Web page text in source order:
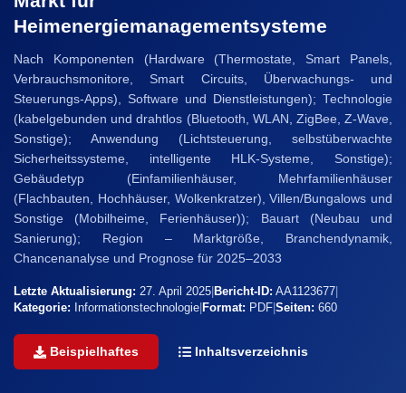
Heimenergiemanagementsysteme
Nach Komponenten (Hardware (Thermostate, Smart Panels,
Verbrauchsmonitore, Smart Circuits, Überwachungs- und
Steuerungs-Apps), Software und Dienstleistungen); Technologie
(kabelgebunden und drahtlos (Bluetooth, WLAN, ZigBee, Z-Wave,
Sonstige); Anwendung (Lichtsteuerung, selbstüberwachte
Sicherheitssysteme, intelligente HLK-Systeme, Sonstige);
Gebäudetyp (Einfamilienhäuser, Mehrfamilienhäuser
(Flachbauten, Hochhäuser, Wolkenkratzer), Villen/Bungalows und
Sonstige (Mobilheime, Ferienhäuser)); Bauart (Neubau und
Sanierung); Region – Marktgröße, Branchendynamik,
Chancenanalyse und Prognose für 2025–2033
Letzte Aktualisierung: 27. April 2025 Bericht-ID: AA1123677
Kategorie: Informationstechnologie Format: PDF Seiten: 660
Beispielhaftes Inhaltsverzeichnis